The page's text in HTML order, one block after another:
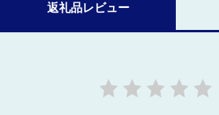
返礼品レビュー